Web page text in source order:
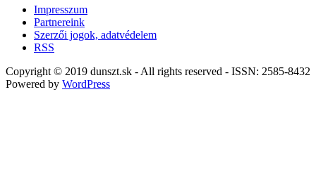
Impresszum
Partnereink
Szerzői jogok, adatvédelem
RSS
Copyright © 2019 dunszt.sk - All rights reserved - ISSN: 2585-8432
Powered by WordPress